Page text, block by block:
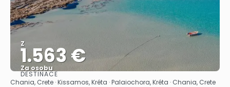
Z
1.563 €
Za osobu
Zobrazit
DESTINACE
Chania, Crete · Kissamos, Kréta · Palaiochora, Kréta · Chania, Crete